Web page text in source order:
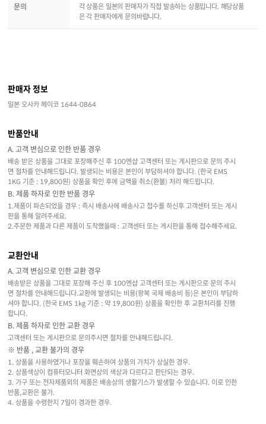
문의
각 상품은 일본의 판매자가 직접 발송하는 상품입니다. 해당상품
은 각 판매자에게 문의바랍니다.
판매자 정보
일본 오사카 헤이코 1644-0864
반품안내
A. 고객 변심으로 인한 반품 경우
배송 받은 상품을 그대로 포장해주신 후 100엔샵 고객센터 또는 게시판으로 문의 주시
면 절차를 안내해드립니다. 발생되는 비용은 본인이 부담하셔야 합니다. (한국 EMS
1KG 기준 : 19,800원) 상품을 확인 후에 금액을 취소(환불) 처리 해드립니다.
B. 제품 하자로 인한 반품 경우
1.제품이 파손되었을 경우 : 즉시 배송사에 배송사고 접수를 하신후 고객센터 또는 게시
판을 통해 알려주세요.
2.주문한 제품과 다른 제품이 도착했을때 : 고객센터 또는 게시판을 통해 접수해주세요.
교환안내
A. 고객 변심으로 인한 교환 경우
배송받은 상품을 그대로 포장해 주신 후 100엔샵 고객센터 또는 게시판으로 문의 주시
면 절차를 안내해드립니다.교환에 발생되는 비용(왕복 국제 배송비 등)은 본인이 부담하
셔야 합니다. (한국 EMS 1kg 기준 : 약 19,800원) 상품을 확인한 후 교환처리를 진행
합니다.
B. 제품 하자로 인한 교환 경우
고객센터 또는 게시판으로 문의주시면 절차를 안내해드립니다.
※ 반품 , 교환 불가의 경우
1. 상품을 사용하였거나 포장을 훼손하여 상품의 가치가 상실한 경우.
2. 상품색상이 컴퓨터모니터 화면상의 색상과 다르다고 판단되는 경우.
3. 가구 또는 전자제품외의 제품은 배송상의 생활기스가 발생할 수 있습니다. 이로 인한
반품,교환은 불가.
4. 상품을 수령한지 7일이 경과한 경우.